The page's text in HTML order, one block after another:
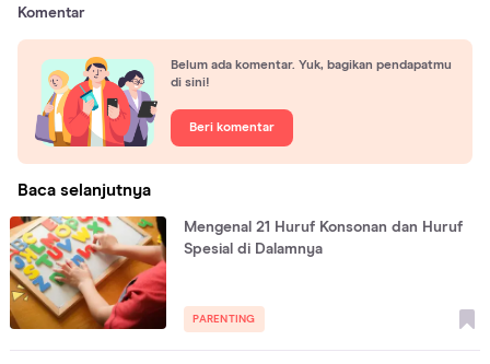
Komentar
Belum ada komentar. Yuk, bagikan pendapatmu
di sini!
Beri komentar
Baca selanjutnya
Mengenal 21 Huruf Konsonan dan Huruf
Spesial di Dalamnya
PARENTING